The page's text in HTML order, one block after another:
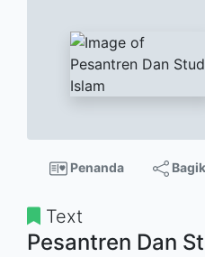
Penanda
Text
Pesantren Dan